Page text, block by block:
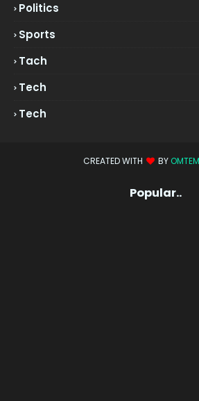
Politics
Sports
Tach
Tech
Tech
CREATED WITH BY
Popular..